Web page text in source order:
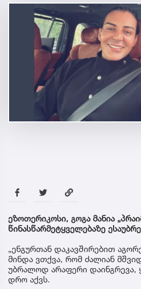
ეზოთერიკოსი, გოგა მანია
წინასწარმეტყველებაზე
„ენგურთან დაკავშირებით
მინდა ვთქვა, რომ ძალიან
უბრალოდ არაფერი დაინგრევა,
დრო აქვს.